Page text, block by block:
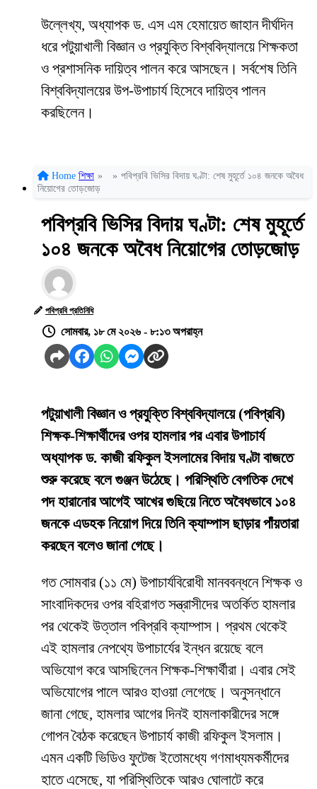
উল্লেখ্য, অধ্যাপক ড. এস এম হেমায়েত জাহান দীর্ঘদিন
ধরে পটুয়াখালী বিজ্ঞান ও প্রযুক্তি বিশ্ববিদ্যালয়ে শিক্ষকতা
ও প্রশাসনিক দায়িত্ব পালন করে আসছেন। সর্বশেষ তিনি
বিশ্ববিদ্যালয়ের উপ-উপাচার্য হিসেবে দায়িত্ব পালন
করছিলেন।
Home শিক্ষা » » পবিপ্রবি ভিসির বিদায় ঘণ্টা: শেষ মুহূর্তে ১০৪ জনকে অবৈধ
নিয়োগের তোড়জোড়
পবিপ্রবি ভিসির বিদায় ঘণ্টা: শেষ মুহূর্তে
১০৪ জনকে অবৈধ নিয়োগের তোড়জোড়
পবিপ্রবি প্রতিনিধি
সোমবার, ১৮ মে ২০২৬ - ৮:১৩ অপরাহ্ন
পটুয়াখালী বিজ্ঞান ও প্রযুক্তি বিশ্ববিদ্যালয়ে (পবিপ্রবি)
শিক্ষক-শিক্ষার্থীদের ওপর হামলার পর এবার উপাচার্য
অধ্যাপক ড. কাজী রফিকুল ইসলামের বিদায় ঘণ্টা বাজতে
শুরু করেছে বলে গুঞ্জন উঠেছে। পরিস্থিতি বেগতিক দেখে
পদ হারানোর আগেই আখের গুছিয়ে নিতে অবৈধভাবে ১০৪
জনকে এডহক নিয়োগ দিয়ে তিনি ক্যাম্পাস ছাড়ার পাঁয়তারা
করছেন বলেও জানা গেছে।
​গত সোমবার (১১ মে) উপাচার্যবিরোধী মানববন্ধনে শিক্ষক ও
সাংবাদিকদের ওপর বহিরাগত সন্ত্রাসীদের অতর্কিত হামলার
পর থেকেই উত্তাল পবিপ্রবি ক্যাম্পাস। প্রথম থেকেই
এই হামলার নেপথ্যে উপাচার্যের ইন্ধন রয়েছে বলে
অভিযোগ করে আসছিলেন শিক্ষক-শিক্ষার্থীরা। এবার সেই
অভিযোগের পালে আরও হাওয়া লেগেছে। অনুসন্ধানে
জানা গেছে, হামলার আগের দিনই হামলাকারীদের সঙ্গে
গোপন বৈঠক করেছেন উপাচার্য কাজী রফিকুল ইসলাম।
এমন একটি ভিডিও ফুটেজ ইতোমধ্যে গণমাধ্যমকর্মীদের
হাতে এসেছে, যা পরিস্থিতিকে আরও ঘোলাটে করে